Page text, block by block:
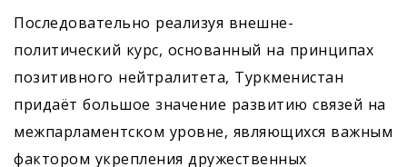
Последовательно реализуя внешне­
политический курс, основанный на принципах
позитивного нейтралитета, Туркменистан
придаёт большое значение развитию связей на
межпарламентском уровне, являющихся важным
фактором укреп­ления дружественных